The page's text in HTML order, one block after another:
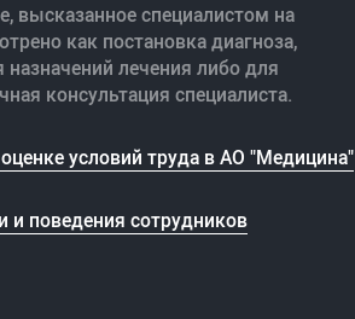
высказанное специалистом на
как постановка диагноза,
лечения либо для
консультация специалиста.
условий труда в АО "Медицина"
и поведения сотрудников